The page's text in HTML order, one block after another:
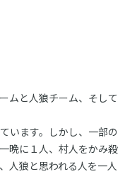
ムと人狼チーム、そして
います。しかし、一部の
晩に１人、村人をかみ殺
人狼と思われる人を一人